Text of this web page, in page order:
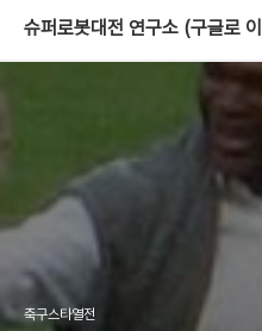
축구스타열전